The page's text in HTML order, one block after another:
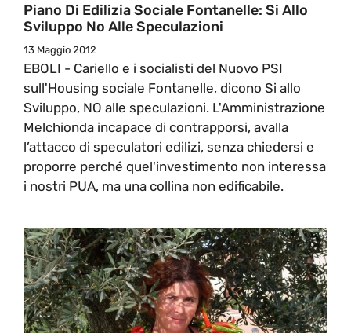
Piano Di Edilizia Sociale Fontanelle: Si Allo
Sviluppo No Alle Speculazioni
13 Maggio 2012
EBOLI - Cariello e i socialisti del Nuovo PSI
sull'Housing sociale Fontanelle, dicono Si allo
Sviluppo, NO alle speculazioni. L'Amministrazione
Melchionda incapace di contrapporsi, avalla
l’attacco di speculatori edilizi, senza chiedersi e
proporre perché quel'investimento non interessa
i nostri PUA, ma una collina non edificabile.